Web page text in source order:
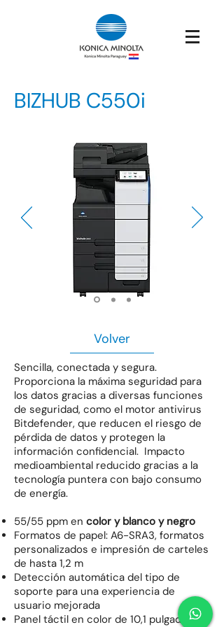
BIZHUB C550i
Volver
Sencilla, conectada y segura.
Proporciona la máxima seguridad para
los datos gracias a diversas funciones
de seguridad, como el motor antivirus
Bitdefender, que reducen el riesgo de
pérdida de datos y protegen la
información confidencial. Impacto
medioambiental reducido gracias a la
tecnología puntera con bajo consumo
de energía.
55/55 ppm en color y blanco y negro
Formatos de papel: A6-SRA3, formatos
personalizados e impresión de carteles
de hasta 1,2 m
Detección automática del tipo de
soporte para una experiencia de
usuario mejorada
Panel táctil en color de 10,1 pulgadas